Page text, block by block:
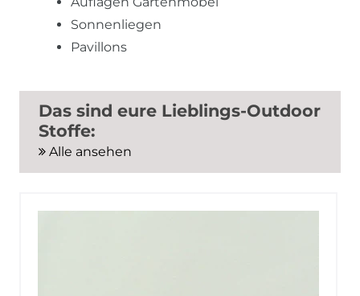
Sonnenliegen
Pavillons
Das sind eure Lieblings-Outdoor
Stoffe:
Alle ansehen